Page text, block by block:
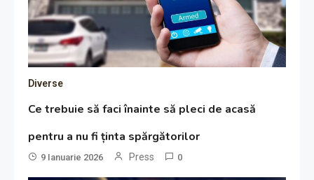
Diverse
Ce trebuie să faci înainte să pleci de acasă
pentru a nu fi ținta spărgătorilor
9 Ianuarie 2026 Press 0